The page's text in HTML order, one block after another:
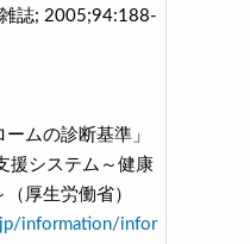
誌; 2005;94:188-
ムの診断基準」
援システム～健康
厚生労働省）
information/infor